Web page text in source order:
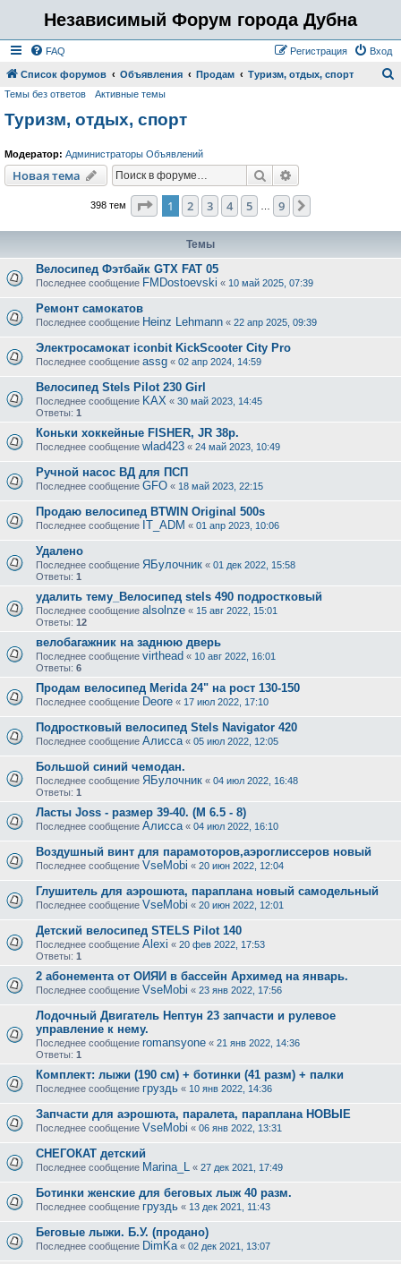
Независимый Форум города Дубна
FAQ Вход
Регистрация
Список форумов Объявления Продам Туризм, отдых, спорт
Темы без ответов Активные темы
Туризм, отдых, спорт
Модератор: Администраторы Объявлений
Новая тема Поиск
398 тем Страница из
1 2 3 4 5 9
Темы
Велосипед Фэтбайк GTX FAT 05
Последнее сообщение FMDostoevski « 10 май 2025, 07:39
Ремонт самокатов
Последнее сообщение Heinz Lehmann « 22 апр 2025, 09:39
Электросамокат iconbit KickScooter City Pro
Последнее сообщение assg « 02 апр 2024, 14:59
Велосипед Stels Pilot 230 Girl
Последнее сообщение KAX « 30 май 2023, 14:45
Ответы: 1
Коньки хоккейные FISHER, JR 38р.
Последнее сообщение wlad423 « 24 май 2023, 10:49
Ручной насос ВД для ПСП
Последнее сообщение GFO « 18 май 2023, 22:15
Продаю велосипед BTWIN Original 500s
Последнее сообщение IT_ADM « 01 апр 2023, 10:06
Удалено
Последнее сообщение ЯБулочник « 01 дек 2022, 15:58
Ответы: 1
удалить тему_Велосипед stels 490 подростковый
Последнее сообщение alsolnze « 15 авг 2022, 15:01
Ответы: 12
велобагажник на заднюю дверь
Последнее сообщение virthead « 10 авг 2022, 16:01
Ответы: 6
Продам велосипед Merida 24" на рост 130-150
Последнее сообщение Deore « 17 июл 2022, 17:10
Подростковый велосипед Stels Navigator 420
Последнее сообщение Алисса « 05 июл 2022, 12:05
Большой синий чемодан.
Последнее сообщение ЯБулочник « 04 июл 2022, 16:48
Ответы: 1
Ласты Joss - размер 39-40. (М 6.5 - 8)
Последнее сообщение Алисса « 04 июл 2022, 16:10
Воздушный винт для парамоторов,аэроглиссеров новый
Последнее сообщение VseMobi « 20 июн 2022, 12:04
Глушитель для аэрошюта, параплана новый самодельный
Последнее сообщение VseMobi « 20 июн 2022, 12:01
Детский велосипед STELS Pilot 140
Последнее сообщение Alexi « 20 фев 2022, 17:53
Ответы: 1
2 абонемента от ОИЯИ в бассейн Архимед на январь.
Последнее сообщение VseMobi « 23 янв 2022, 17:56
Лодочный Двигатель Нептун 23 запчасти и рулевое
управление к нему.
Последнее сообщение romansyone « 21 янв 2022, 14:36
Ответы: 1
Комплект: лыжи (190 см) + ботинки (41 разм) + палки
Последнее сообщение груздь « 10 янв 2022, 14:36
Запчасти для аэрошюта, паралета, параплана НОВЫЕ
Последнее сообщение VseMobi « 06 янв 2022, 13:31
СНЕГОКАТ детский
Последнее сообщение Marina_L « 27 дек 2021, 17:49
Ботинки женские для беговых лыж 40 разм.
Последнее сообщение груздь « 13 дек 2021, 11:43
Беговые лыжи. Б.У. (продано)
Последнее сообщение DimKa « 02 дек 2021, 13:07